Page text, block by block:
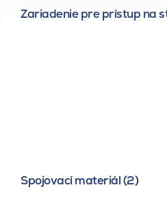
Zariadenie pre prístup na
Spojovací materiál (2)